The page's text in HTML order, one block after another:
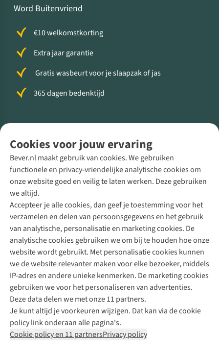
Cookies voor jouw ervaring
Bever.nl maakt gebruik van cookies. We gebruiken
functionele en privacy-vriendelijke analytische cookies om
onze website goed en veilig te laten werken. Deze gebruiken
we altijd.
Accepteer je alle cookies, dan geef je toestemming voor het
verzamelen en delen van persoonsgegevens en het gebruik
van analytische, personalisatie en marketing cookies. De
analytische cookies gebruiken we om bij te houden hoe onze
website wordt gebruikt. Met personalisatie cookies kunnen
we de website relevanter maken voor elke bezoeker, middels
IP-adres en andere unieke kenmerken. De marketing cookies
gebruiken we voor het personaliseren van advertenties.
Deze data delen we met onze 11 partners.
Je kunt altijd je voorkeuren wijzigen. Dat kan via de cookie
policy link onderaan alle pagina's.
Cookie policy en 11 partnersPrivacy policy
Word Buitenvriend
€10 welkomstkorting
Extra jaar garantie
Gratis wasbeurt voor je slaapzak of jas
365 dagen bedenktijd
Direct advies van een Buitenexpert
+31 (0)85 888 50 88
+31 6 12 28 49 80
Contactformulier